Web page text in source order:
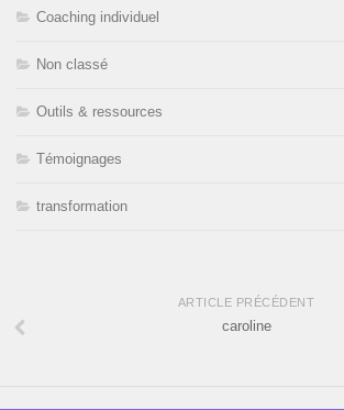
Coaching individuel
Non classé
Outils & ressources
Témoignages
transformation
ARTICLE PRÉCÉDENT
caroline